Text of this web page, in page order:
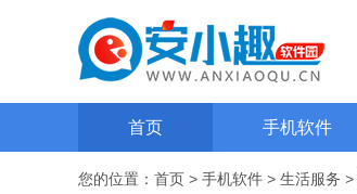
首页 手机软件
您的位置： 首页 > 手机软件 > 生活服务 >